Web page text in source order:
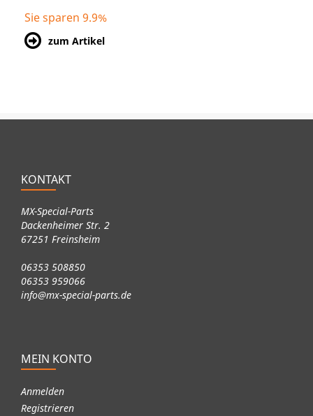
Sie sparen 9.9%
zum Artikel
KONTAKT
MX-Special-Parts
Dackenheimer Str. 2
67251 Freinsheim
06353 508850
06353 959066
info@mx-special-parts.de
MEIN KONTO
Anmelden
Registrieren